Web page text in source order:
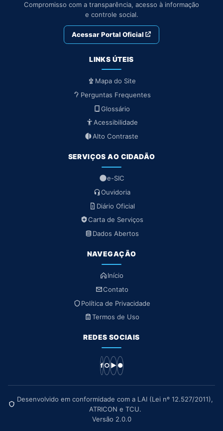
Compromisso com a transparência, acesso à informação
e controle social.
Acessar Portal Oficial
LINKS ÚTEIS
Mapa do Site
Perguntas Frequentes
Glossário
Acessibilidade
Alto Contraste
SERVIÇOS AO CIDADÃO
e-SIC
Ouvidoria
Diário Oficial
Carta de Serviços
Dados Abertos
NAVEGAÇÃO
Início
Contato
Política de Privacidade
Termos de Uso
REDES SOCIAIS
f ○▶ ●
Desenvolvido em conformidade com a LAI (Lei nº 12.527/2011),
ATRICON e TCU.
Versão 2.0.0